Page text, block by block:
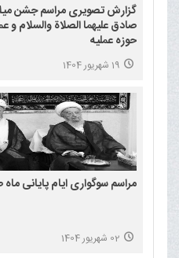
گزارش تصویری مراسم جشن
صادق علیهما الصلاة والسلام
حوزه عملیه
19 شهریور 1404
مراسم سوگواری ایام پایانی
02 شهریور 1404